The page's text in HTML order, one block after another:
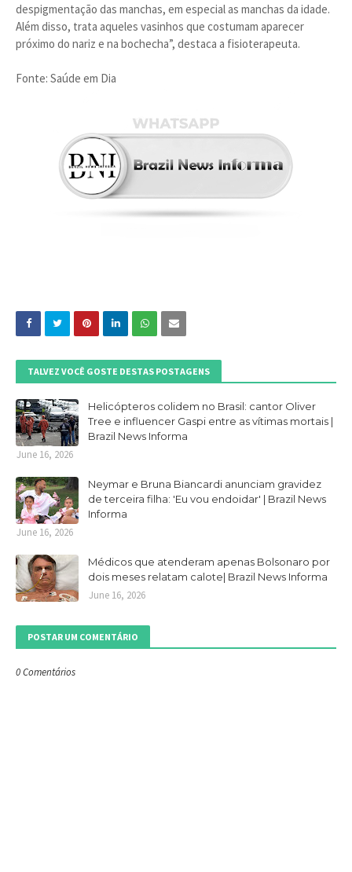
despigmentação das manchas, em especial as manchas da idade.
Além disso, trata aqueles vasinhos que costumam aparecer
próximo do nariz e na bochecha”, destaca a fisioterapeuta.
Fonte: Saúde em Dia
TALVEZ VOCÊ GOSTE DESTAS POSTAGENS
Helicópteros colidem no Brasil: cantor Oliver
Tree e influencer Gaspi entre as vítimas mortais |
Brazil News Informa
June 16, 2026
Neymar e Bruna Biancardi anunciam gravidez
de terceira filha: 'Eu vou endoidar' | Brazil News
Informa
June 16, 2026
Médicos que atenderam apenas Bolsonaro por
dois meses relatam calote| Brazil News Informa
June 16, 2026
POSTAR UM COMENTÁRIO
0 Comentários